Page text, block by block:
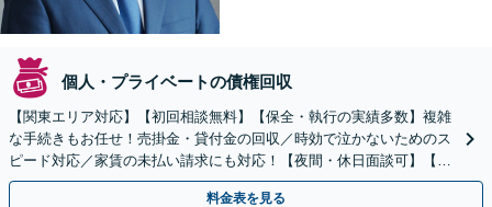
個人・プライベートの債権回収
【関東エリア対応】【初回相談無料】【保全・執行の実績多数】複雑
な手続きもお任せ！売掛金・貸付金の回収／時効で泣かないためのス
ピード対応／家賃の未払い請求にも対応！【夜間・休日面談可】【完
全個室】
料金表を見る